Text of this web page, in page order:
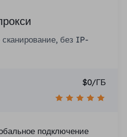
без IP-
$0/ГБ
подключение